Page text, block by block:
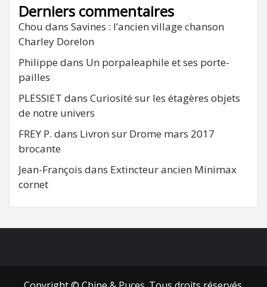
Derniers commentaires
Chou dans Savines : l’ancien village chanson
Charley Dorelon
Philippe dans Un porpaleaphile et ses porte-
pailles
PLESSIET dans Curiosité sur les étagères objets
de notre univers
FREY P. dans Livron sur Drome mars 2017
brocante
Jean-François dans Extincteur ancien Minimax
cornet